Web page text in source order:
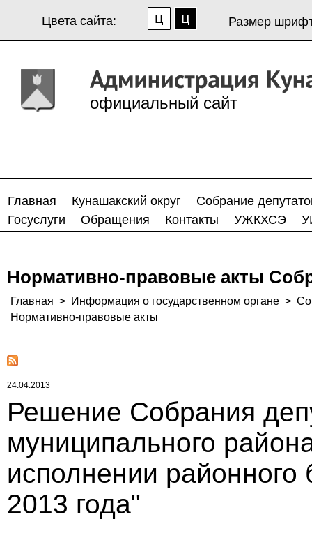
Цвета сайта: Размер
официальный сайт
Главная Кунашакский округ
Собрание
Госуслуги
Обращения Контакты УЖКХСЭ
Нормативно-правовые акты
Главная > Информация о государственном органе >
Нормативно-правовые акты
24.04.2013
Решение Собрания
муниципального
исполнении
2013 года"